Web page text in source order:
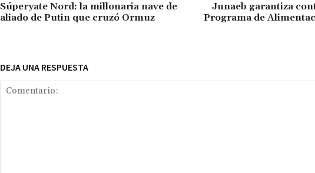
Súperyate Nord: la millonaria nave de
aliado de Putin que cruzó Ormuz
Junaeb garantiza
Programa de
DEJA UNA RESPUESTA